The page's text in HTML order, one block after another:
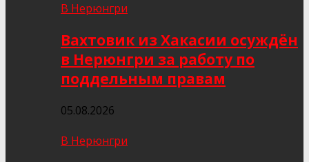
В Нерюнгри
Вахтовик из Хакасии осуждён
в Нерюнгри за работу по
поддельным правам
05.08.2026
В Нерюнгри